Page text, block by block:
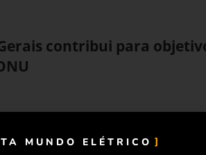
contribui para
MUNDO ELÉTRICO